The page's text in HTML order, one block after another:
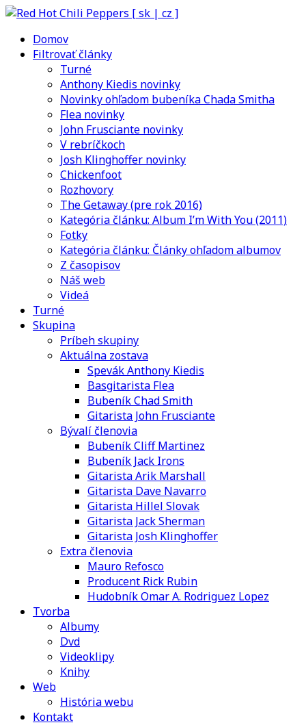
Domov
Filtrovať články
Turné
Anthony Kiedis novinky
Novinky ohľadom bubeníka Chada Smitha
Flea novinky
John Frusciante novinky
V rebríčkoch
Josh Klinghoffer novinky
Chickenfoot
Rozhovory
The Getaway (pre rok 2016)
Kategória článku: Album I’m With You (2011)
Fotky
Kategória článku: Články ohľadom albumov
Z časopisov
Náš web
Videá
Turné
Skupina
Príbeh skupiny
Aktuálna zostava
Spevák Anthony Kiedis
Basgitarista Flea
Bubeník Chad Smith
Gitarista John Frusciante
Bývalí členovia
Bubeník Cliff Martinez
Bubeník Jack Irons
Gitarista Arik Marshall
Gitarista Dave Navarro
Gitarista Hillel Slovak
Gitarista Jack Sherman
Gitarista Josh Klinghoffer
Extra členovia
Mauro Refosco
Producent Rick Rubin
Hudobník Omar A. Rodriguez Lopez
Tvorba
Albumy
Dvd
Videoklipy
Knihy
Web
História webu
Kontakt